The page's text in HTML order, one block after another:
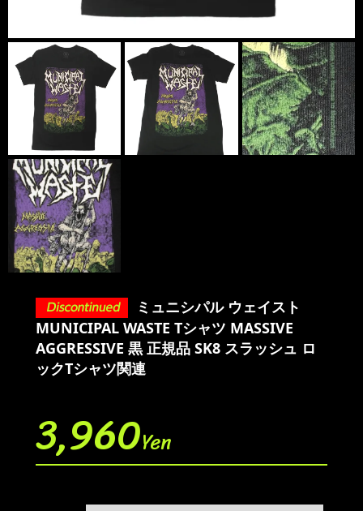
ミュニシパル ウェイスト
MUNICIPAL WASTE Tシャツ MASSIVE
AGGRESSIVE 黒 正規品 SK8 スラッシュ ロ
ックTシャツ関連
3,960Yen